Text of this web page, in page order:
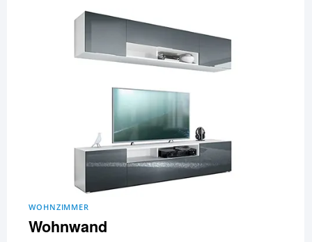
WOHNZIMMER
Wohnwand